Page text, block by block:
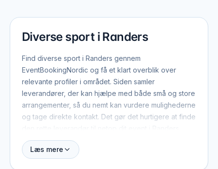
Diverse sport i Randers
Find diverse sport i Randers gennem
EventBookingNordic og få et klart overblik over
relevante profiler i området. Siden samler
leverandører, der kan hjælpe med både små og store
arrangementer, så du nemt kan vurdere mulighederne
og tage direkte kontakt. Det gør det hurtigere at finde
Når du booker diverse sport i Randers, er der typisk
Læs mere